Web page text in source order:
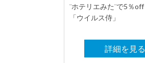
¨ホテリエみた¨で5％off
「ウイルス侍」
詳細を見る